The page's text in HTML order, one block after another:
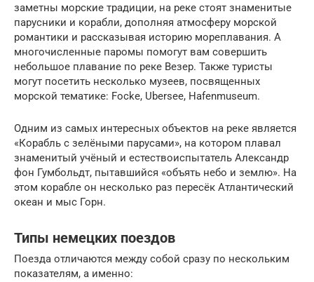
заметны морские традиции, на реке стоят знаменитые
парусники и корабли, дополняя атмосферу морской
романтики и рассказывая историю мореплавания. А
многочисленные паромы помогут вам совершить
небольшое плавание по реке Везер. Также туристы
могут посетить несколько музеев, посвященных
морской тематике: Focke, Ubersee, Hafenmuseum.
Одним из самых интересных объектов на реке является
«Корабль с зелёными парусами», на котором плавал
знаменитый учёный и естествоиспытатель Александр
фон Гумбольдт, пытавшийся «объять небо и землю». На
этом корабле он несколько раз пересёк Атлантический
океан и мыс Горн.
Типы немецких поездов
Поезда отличаются между собой сразу по нескольким
показателям, а именно: